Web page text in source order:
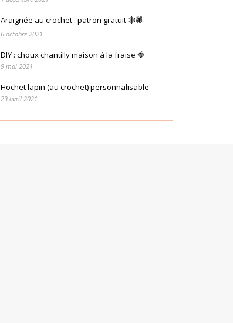
Araignée au crochet : patron gratuit 🕸🕷
6 octobre 2021
DIY : choux chantilly maison à la fraise 🍓
9 mai 2021
Hochet lapin (au crochet) personnalisable
29 avril 2021